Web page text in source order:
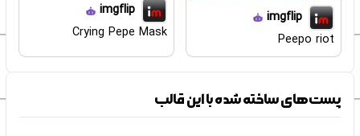
imgflip
Peepo riot
imgflip
Crying Pepe Mask
پست‌های ساخته شده با این قالب